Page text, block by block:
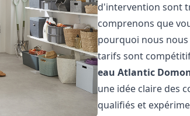
d'intervention sont
comprenons que
pourquoi nous
tarifs sont
eau Atlantic
une idée claire des
qualifiés et